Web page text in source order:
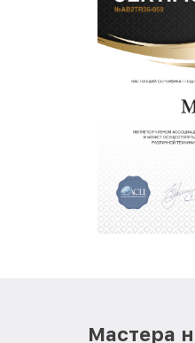
Мастера